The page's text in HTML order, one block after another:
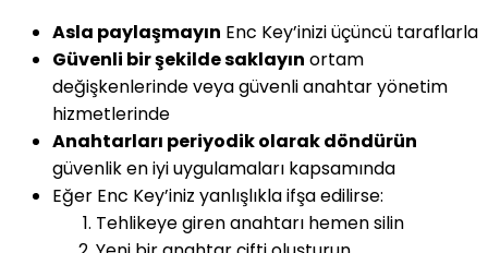
Asla paylaşmayın Enc Key’inizi üçüncü taraflarla
Güvenli bir şekilde saklayın ortam
değişkenlerinde veya güvenli anahtar yönetim
hizmetlerinde
Anahtarları periyodik olarak döndürün
güvenlik en iyi uygulamaları kapsamında
Eğer Enc Key’iniz yanlışlıkla ifşa edilirse:
Tehlikeye giren anahtarı hemen silin